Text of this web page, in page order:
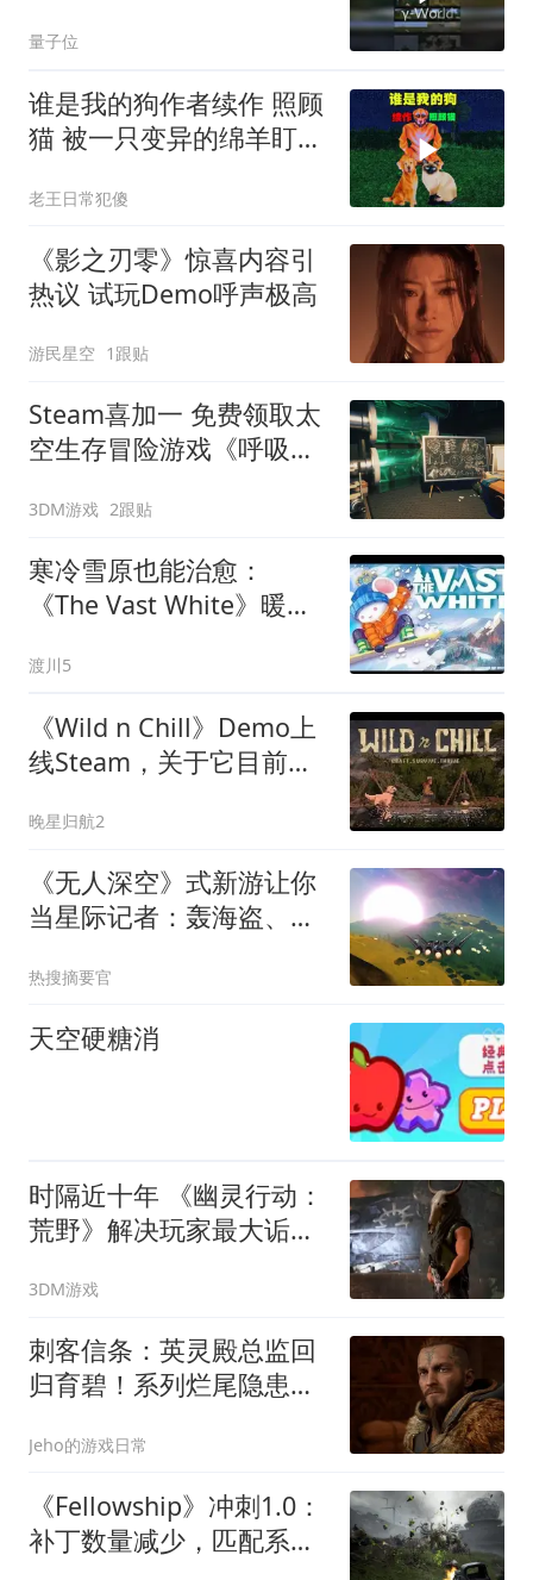
量子位
谁是我的狗作者续作 照顾
猫 被一只变异的绵羊盯上
老王日常犯傻
《影之刃零》惊喜内容引
热议 试玩Demo呼声极高
游民星空 1跟贴
Steam喜加一 免费领取太
空生存冒险游戏《呼吸边
3DM游戏 2跟贴
寒冷雪原也能治愈：
《The Vast White》暖心
渡川5
《Wild n Chill》Demo上
线Steam，关于它目前只
晚星归航2
《无人深空》式新游让你
当星际记者：轰海盗、找
热搜摘要官
天空硬糖消
时隔近十年 《幽灵行动：
荒野》解决玩家最大诟病
3DM游戏
刺客信条：英灵殿总监回
归育碧！系列烂尾隐患彻
Jeho的游戏日常
《Fellowship》冲刺1.0：
补丁数量减少，匹配系统